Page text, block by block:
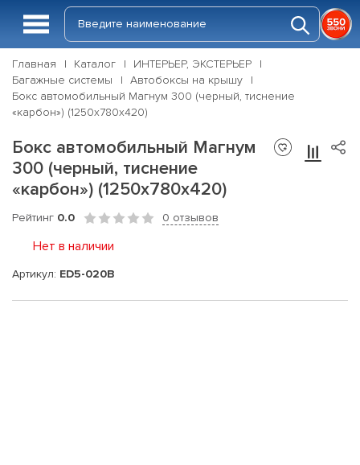
Главная Каталог
ИНТЕРЬЕР, ЭКСТЕРЬЕР
Багажные системы
Автобоксы на крышу
Бокс автомобильный Магнум 300 (черный, тиснение
«карбон») (1250х780х420)
Бокс автомобильный Магнум
300 (черный, тиснение
«карбон») (1250х780х420)
Рейтинг 0.0 0 отзывов
Нет в наличии
Артикул: ED5-020B